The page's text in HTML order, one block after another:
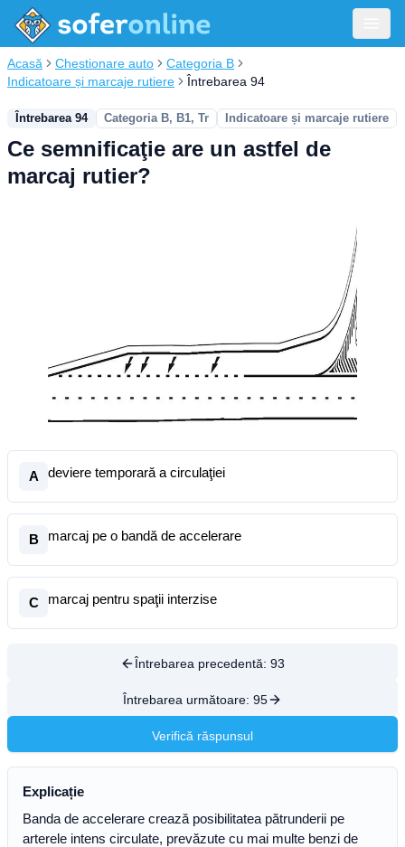
Acasă Chestionare auto
Categoria B
Indicatoare și marcaje rutiere
Întrebarea 94
Întrebarea 94 Categoria B, B1, Tr Indicatoare și marcaje rutiere
Ce semnificaţie are un astfel de
marcaj rutier?
A deviere temporară a circulaţiei
B marcaj pe o bandă de accelerare
C marcaj pentru spaţii interzise
Întrebarea precedentă: 93
Întrebarea următoare: 95
Verifică răspunsul
Explicație
Banda de accelerare crează posibilitatea pătrunderii pe
arterele intens circulate, prevăzute cu mai multe benzi de